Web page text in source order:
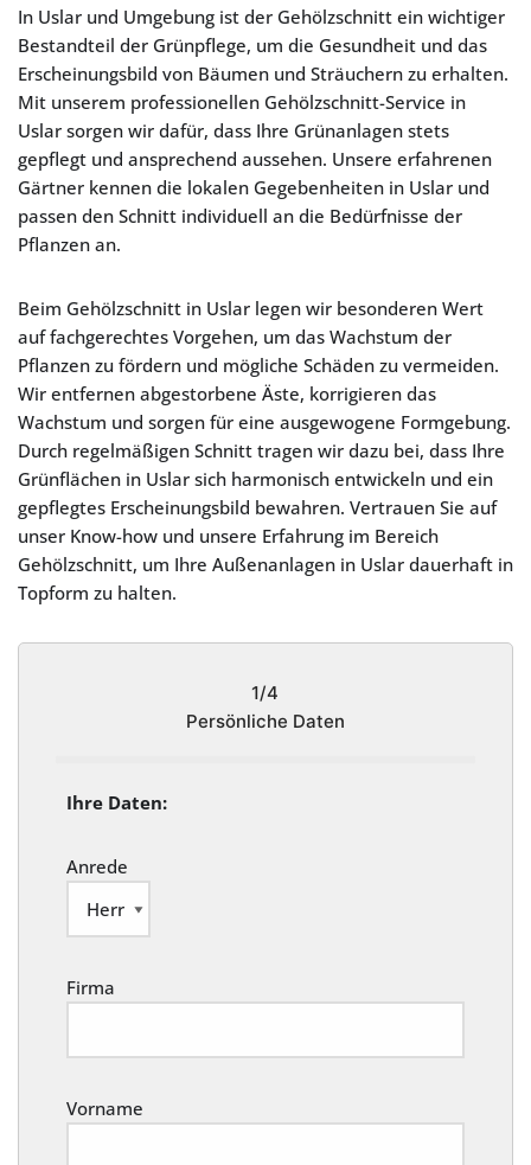
In Uslar und Umgebung ist der Gehölzschnitt ein wichtiger
Bestandteil der Grünpflege, um die Gesundheit und das
Erscheinungsbild von Bäumen und Sträuchern zu erhalten.
Mit unserem professionellen Gehölzschnitt-Service in
Uslar sorgen wir dafür, dass Ihre Grünanlagen stets
gepflegt und ansprechend aussehen. Unsere erfahrenen
Gärtner kennen die lokalen Gegebenheiten in Uslar und
passen den Schnitt individuell an die Bedürfnisse der
Pflanzen an.
Beim Gehölzschnitt in Uslar legen wir besonderen Wert
auf fachgerechtes Vorgehen, um das Wachstum der
Pflanzen zu fördern und mögliche Schäden zu vermeiden.
Wir entfernen abgestorbene Äste, korrigieren das
Wachstum und sorgen für eine ausgewogene Formgebung.
Durch regelmäßigen Schnitt tragen wir dazu bei, dass Ihre
Grünflächen in Uslar sich harmonisch entwickeln und ein
gepflegtes Erscheinungsbild bewahren. Vertrauen Sie auf
unser Know-how und unsere Erfahrung im Bereich
Gehölzschnitt, um Ihre Außenanlagen in Uslar dauerhaft in
Topform zu halten.
1/4
Persönliche Daten
Ihre Daten:
Anrede
Firma
Vorname